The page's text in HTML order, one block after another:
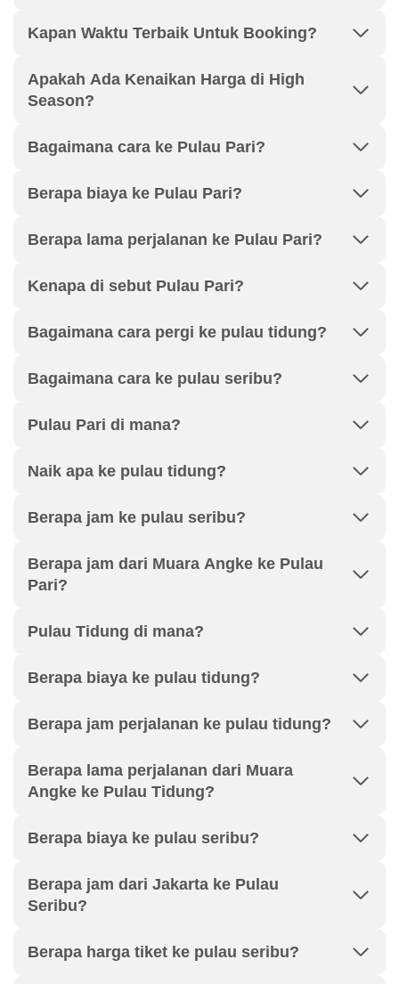
Kapan Waktu Terbaik Untuk Booking?
Apakah Ada Kenaikan Harga di High
Season?
Bagaimana cara ke Pulau Pari?
Berapa biaya ke Pulau Pari?
Berapa lama perjalanan ke Pulau Pari?
Kenapa di sebut Pulau Pari?
Bagaimana cara pergi ke pulau tidung?
Bagaimana cara ke pulau seribu?
Pulau Pari di mana?
Naik apa ke pulau tidung?
Berapa jam ke pulau seribu?
Berapa jam dari Muara Angke ke Pulau
Pari?
Pulau Tidung di mana?
Berapa biaya ke pulau tidung?
Berapa jam perjalanan ke pulau tidung?
Berapa lama perjalanan dari Muara
Angke ke Pulau Tidung?
Berapa biaya ke pulau seribu?
Berapa jam dari Jakarta ke Pulau
Seribu?
Berapa harga tiket ke pulau seribu?